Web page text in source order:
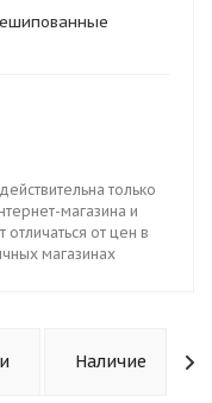
только
магазина и
отличаться от цен в
магазинах
Наличие